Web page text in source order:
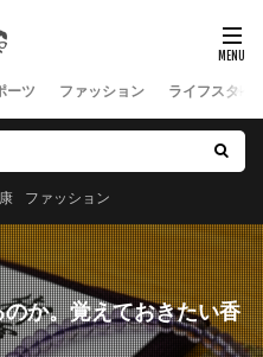
ーツ ファッション ライフスタイ
ファッション
か。覚えておきたい香